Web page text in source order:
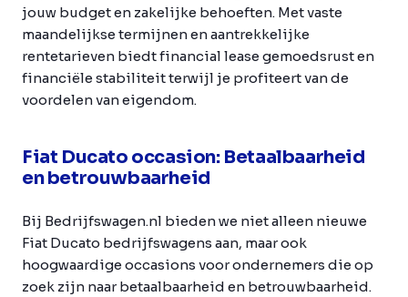
jouw budget en zakelijke behoeften. Met vaste
maandelijkse termijnen en aantrekkelijke
rentetarieven biedt financial lease gemoedsrust en
financiële stabiliteit terwijl je profiteert van de
voordelen van eigendom.
Fiat Ducato occasion: Betaalbaarheid
en betrouwbaarheid
Bij Bedrijfswagen.nl bieden we niet alleen nieuwe
Fiat Ducato bedrijfswagens aan, maar ook
hoogwaardige occasions voor ondernemers die op
zoek zijn naar betaalbaarheid en betrouwbaarheid.